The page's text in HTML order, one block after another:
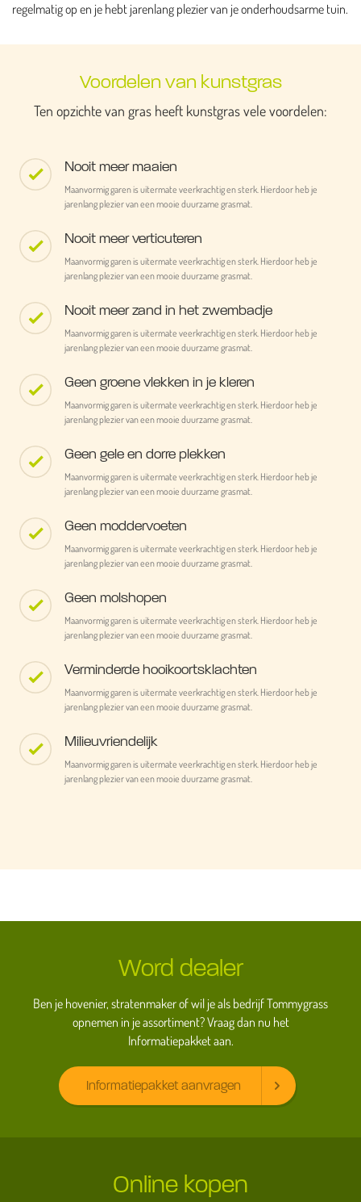
regelmatig op en je hebt jarenlang plezier van je onderhoudsarme tuin.
Voordelen van kunstgras
Ten opzichte van gras heeft kunstgras vele voordelen:
Nooit meer maaien
Maanvormig garen is uitermate veerkrachtig en sterk. Hierdoor heb je
jarenlang plezier van een mooie duurzame grasmat.
Nooit meer verticuteren
Maanvormig garen is uitermate veerkrachtig en sterk. Hierdoor heb je
jarenlang plezier van een mooie duurzame grasmat.
Nooit meer zand in het zwembadje
Maanvormig garen is uitermate veerkrachtig en sterk. Hierdoor heb je
jarenlang plezier van een mooie duurzame grasmat.
Geen groene vlekken in je kleren
Maanvormig garen is uitermate veerkrachtig en sterk. Hierdoor heb je
jarenlang plezier van een mooie duurzame grasmat.
Geen gele en dorre plekken
Maanvormig garen is uitermate veerkrachtig en sterk. Hierdoor heb je
jarenlang plezier van een mooie duurzame grasmat.
Geen moddervoeten
Maanvormig garen is uitermate veerkrachtig en sterk. Hierdoor heb je
jarenlang plezier van een mooie duurzame grasmat.
Geen molshopen
Maanvormig garen is uitermate veerkrachtig en sterk. Hierdoor heb je
jarenlang plezier van een mooie duurzame grasmat.
Verminderde hooikoortsklachten
Maanvormig garen is uitermate veerkrachtig en sterk. Hierdoor heb je
jarenlang plezier van een mooie duurzame grasmat.
Milieuvriendelijk
Maanvormig garen is uitermate veerkrachtig en sterk. Hierdoor heb je
jarenlang plezier van een mooie duurzame grasmat.
Word dealer
Ben je hovenier, stratenmaker of wil je als bedrijf Tommygrass
opnemen in je assortiment? Vraag dan nu het
Informatiepakket aan.
Informatiepakket aanvragen
Online kopen